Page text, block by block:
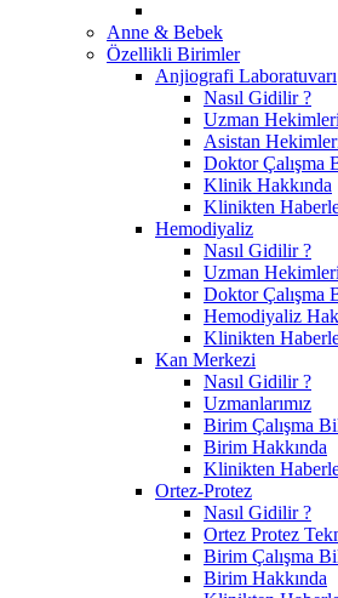
Anne & Bebek
Özellikli Birimler
Anjiografi Laboratuvarı
Nasıl Gidilir ?
Uzman
Asistan
Doktor Çalışma
Klinik Hakkında
Klinikten
Hemodiyaliz
Nasıl Gidilir ?
Uzman
Doktor Çalışma
Hemodiyaliz
Klinikten
Kan Merkezi
Nasıl Gidilir ?
Uzmanlarımız
Birim Çalışma
Birim Hakkında
Klinikten
Ortez-Protez
Nasıl Gidilir ?
Ortez Protez
Birim Çalışma
Birim Hakkında